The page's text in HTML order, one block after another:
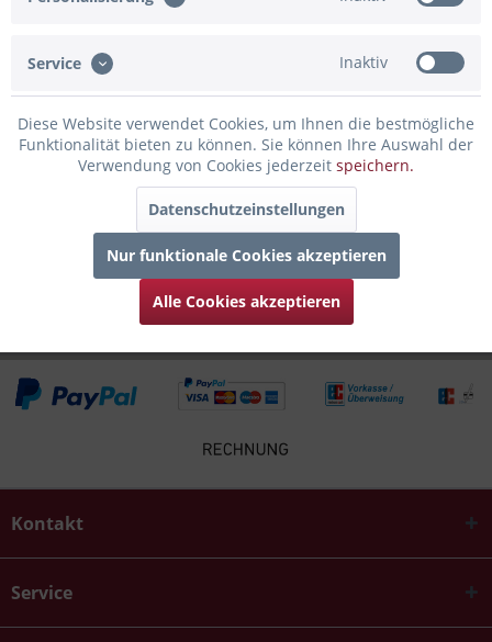
Folgende Infos zum Hersteller sind verfübar......mehr
Zubehör 3
Kunden kauften auch
Kunden haben sich ebenfalls angesehen
Kontakt
Service
Service Inaktiv
Diese Website verwendet Cookies, um Ihnen die bestmögliche
Funktionalität bieten zu können. Sie können Ihre Auswahl der
Verwendung von Cookies jederzeit speichern.
Datenschutzeinstellungen
Nur funktionale Cookies akzeptieren
Alle Cookies akzeptieren